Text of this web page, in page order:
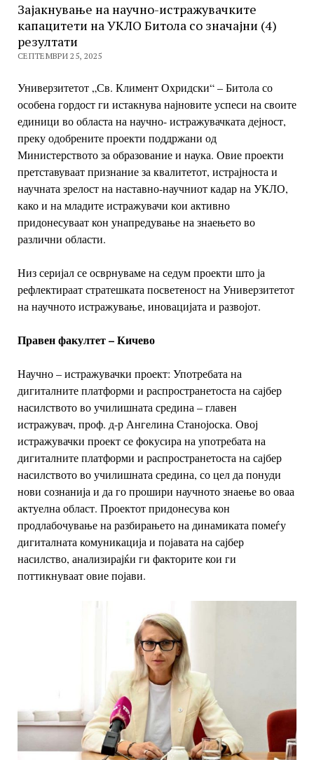
Зајакнување на научно-истражувачките
капацитети на УКЛО Битола со значајни (4)
резултати
СЕПТЕМВРИ 25, 2025
Универзитетот „Св. Климент Охридски“ – Битола со
особена гордост ги истакнува најновите успеси на своите
единици во областа на научно-истражувачката дејност,
преку одобрените проекти поддржани од
Министерството за образование и наука. Овие проекти
претставуваатпризнание за квалитетот, истрајноста и
научната зрелост на наставно-научниоткадар на УКЛО,
како и на младите истражувачи кои активно
придонесуваат кон унапредување на знаењето во
различни области.
Низ серијал се осврнуваме на седум проекти што ја
рефлектираат стратешкатапосветеност на Универзитетот
на научното истражување, иновацијата и развојот.
Правен факултет – Кичево
Научно – истражувачки проект: Употребата на
дигиталните платформи и распространетоста на сајбер
насилството во училишната средина – главен
истражувач, проф. д-р Ангелина Станојоска. Овој
истражувачки проект сефокусира на употребата на
дигиталните платформи и распространетоста насајбер
насилството во училишната средина, со цел да понуди
нови сознанија и да го прошири научното знаење во оваа
актуелна област. Проектот придонесувакон
продлабочување на разбирањето на динамиката помеѓу
дигиталнатакомуникација и појавата на сајбер
насилство, анализирајќи ги факторите кои ги
поттикнуваат овие појави.